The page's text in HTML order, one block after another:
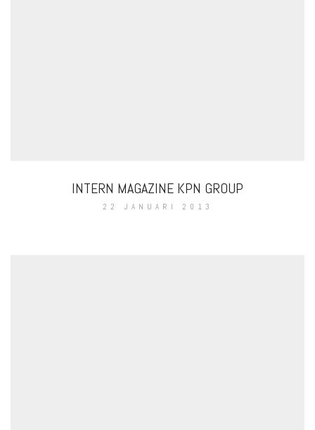
INTERN MAGAZINE KPN GROUP
22 JANUARI 2013